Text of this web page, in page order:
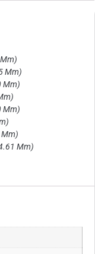
Mm)
Mm)
Mm)
Mm)
Mm)